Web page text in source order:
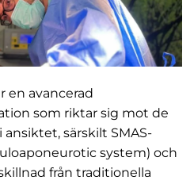
en avancerad
som riktar sig mot de
särskilt SMAS-
system) och
från traditionella